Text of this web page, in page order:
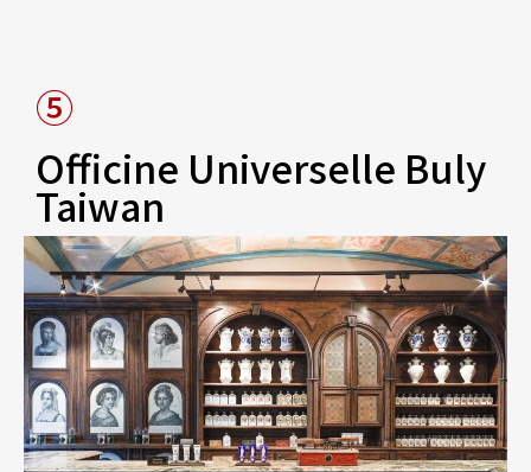
⑤
Officine Universelle Buly
Taiwan